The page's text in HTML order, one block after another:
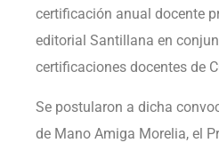
certificación anual docente
editorial Santillana en
certificaciones docentes de
Se postularon a dicha
de Mano Amiga Morelia, el